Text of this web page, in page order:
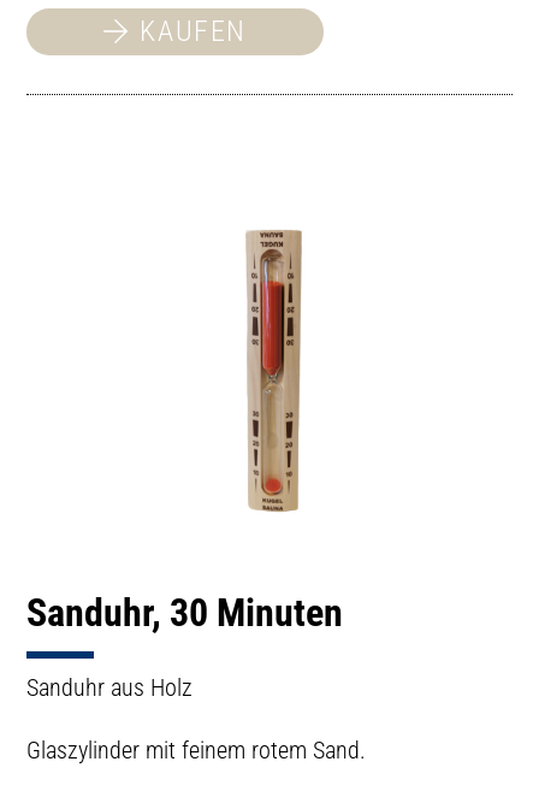
KAUFEN
Sanduhr, 30 Minuten
Sanduhr aus Holz
Glaszylinder mit feinem rotem Sand.